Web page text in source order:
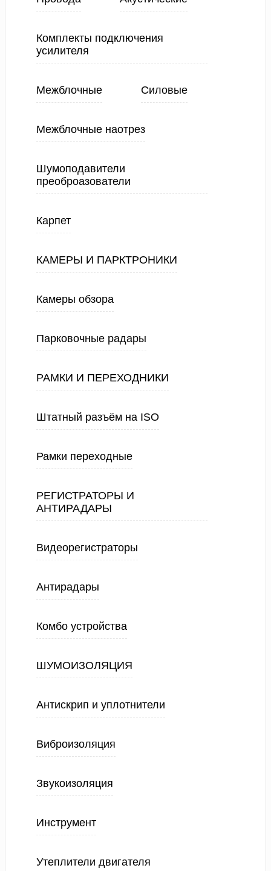
Комплекты подключения
усилителя
Межблочные Силовые
Межблочные наотрез
Шумоподавители
преоброазователи
Карпет
КАМЕРЫ И ПАРКТРОНИКИ
Камеры обзора
Парковочные радары
РАМКИ И ПЕРЕХОДНИКИ
Штатный разъём на ISO
Рамки переходные
РЕГИСТРАТОРЫ И
АНТИРАДАРЫ
Видеорегистраторы
Антирадары
Комбо устройства
ШУМОИЗОЛЯЦИЯ
Антискрип и уплотнители
Виброизоляция
Звукоизоляция
Инструмент
Утеплители двигателя